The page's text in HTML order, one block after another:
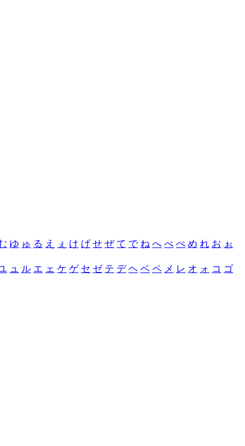
ゆ ゅ る え ぇ け げ せ ぜ て で ね へ べ ぺ め れ お ぉ
ュ ル エ ェ ケ ゲ セ ゼ テ デ ヘ ベ ペ メ レ オ ォ コ ゴ